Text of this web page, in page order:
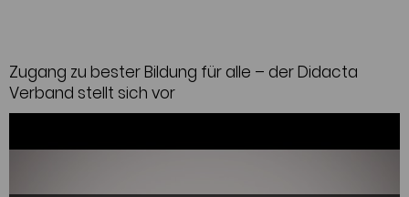
Zugang zu bester Bildung für alle – der Didacta
Verband stellt sich vor